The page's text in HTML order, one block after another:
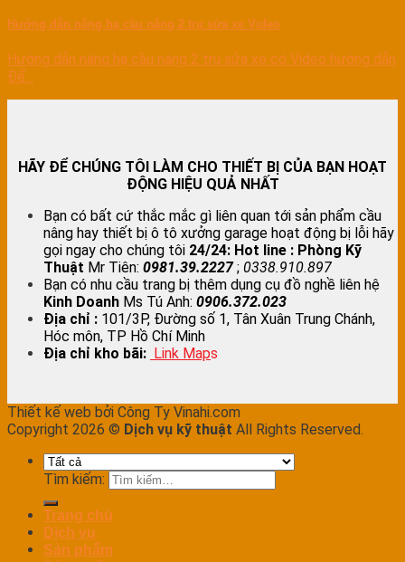
Hướng dẫn nâng hạ cầu nâng 2 trụ sửa xe Video
Hướng dẫn nâng hạ cầu nâng 2 trụ sửa xe có Video hướng dẫn
Để...
HÃY ĐỂ CHÚNG TÔI LÀM CHO THIẾT BỊ CỦA BẠN HOẠT
ĐỘNG HIỆU QUẢ NHẤT
Bạn có bất cứ thắc mắc gì liên quan tới sản phẩm cầu
nâng hay thiết bị ô tô xưởng garage hoạt động bị lỗi hãy
gọi ngay cho chúng tôi 24/24: Hot line : Phòng Kỹ
Thuật Mr Tiên: 0981.39.2227; 0338.910.897
Bạn có nhu cầu trang bị thêm dụng cụ đồ nghề liên hệ
Kinh Doanh Ms Tú Anh: 0906.372.023
Địa chỉ : 101/3P, Đường số 1, Tân Xuân Trung Chánh,
Hóc môn, TP Hồ Chí Minh
Địa chỉ kho bãi: Link Maps
Thiết kế web bởi Công Ty Vinahi.com
Copyright 2026 © Dịch vụ kỹ thuật All Rights Reserved.
Tìm kiếm:
Trang chủ
Dịch vụ
Sản phẩm